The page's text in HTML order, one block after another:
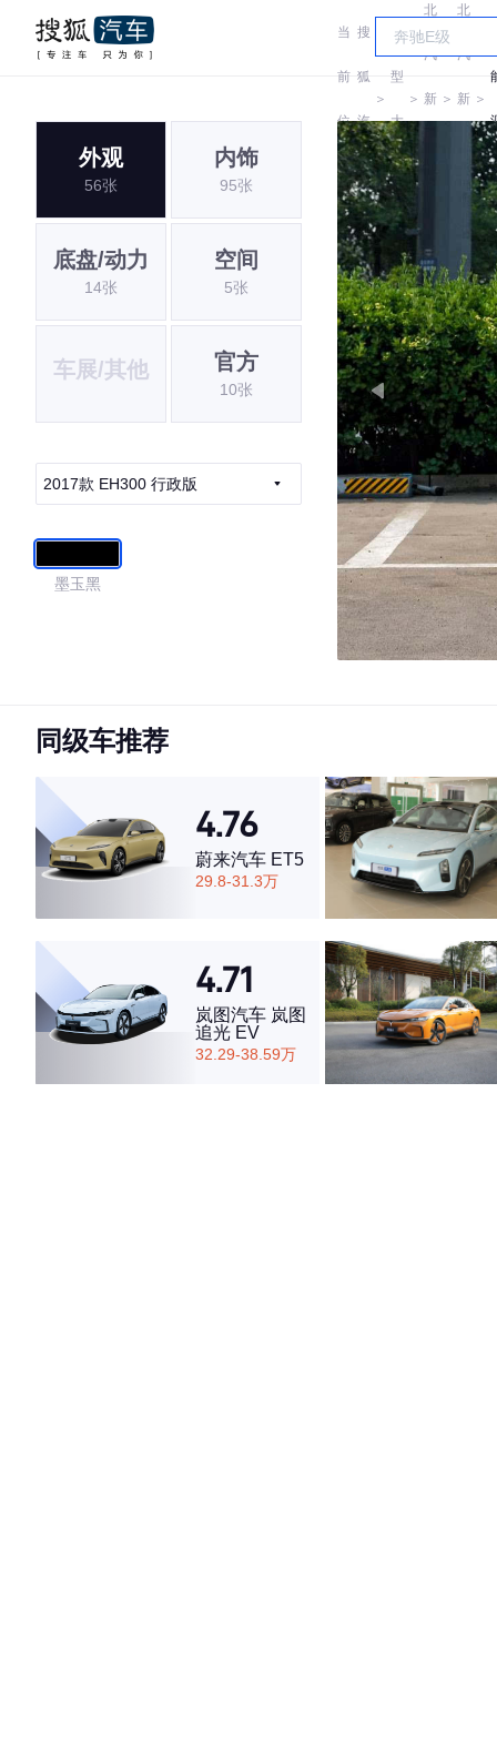
当
前
位
置:
搜
狐
汽
车
＞
车
型
大
全
＞
北
汽
新 ＞
北
汽
新 ＞
外观
56张
内饰
95张
底盘/动力
14张
空间
5张
车展/其他 官方
10张
2017款 EH300 行政版
墨玉黑
同级车推荐
4.76
蔚来汽车 ET5
29.8-31.3万
4.71
岚图汽车 岚图
追光 EV
32.29-38.59万